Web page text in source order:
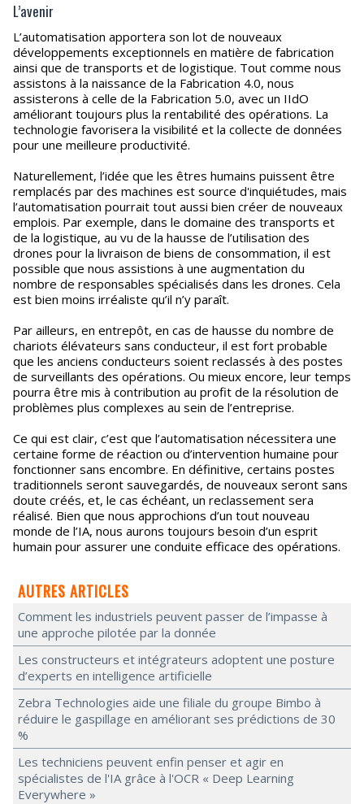
L’avenir
L’automatisation apportera son lot de nouveaux
développements exceptionnels en matière de fabrication
ainsi que de transports et de logistique. Tout comme nous
assistons à la naissance de la Fabrication 4.0, nous
assisterons à celle de la Fabrication 5.0, avec un IIdO
améliorant toujours plus la rentabilité des opérations. La
technologie favorisera la visibilité et la collecte de données
pour une meilleure productivité.
Naturellement, l’idée que les êtres humains puissent être
remplacés par des machines est source d'inquiétudes, mais
l’automatisation pourrait tout aussi bien créer de nouveaux
emplois. Par exemple, dans le domaine des transports et
de la logistique, au vu de la hausse de l’utilisation des
drones pour la livraison de biens de consommation, il est
possible que nous assistions à une augmentation du
nombre de responsables spécialisés dans les drones. Cela
est bien moins irréaliste qu’il n’y paraît.
Par ailleurs, en entrepôt, en cas de hausse du nombre de
chariots élévateurs sans conducteur, il est fort probable
que les anciens conducteurs soient reclassés à des postes
de surveillants des opérations. Ou mieux encore, leur temps
pourra être mis à contribution au profit de la résolution de
problèmes plus complexes au sein de l’entreprise.
Ce qui est clair, c’est que l’automatisation nécessitera une
certaine forme de réaction ou d’intervention humaine pour
fonctionner sans encombre. En définitive, certains postes
traditionnels seront sauvegardés, de nouveaux seront sans
doute créés, et, le cas échéant, un reclassement sera
réalisé. Bien que nous approchions d’un tout nouveau
monde de l’IA, nous aurons toujours besoin d’un esprit
humain pour assurer une conduite efficace des opérations.
AUTRES ARTICLES
Comment les industriels peuvent passer de l’impasse à
une approche pilotée par la donnée
Les constructeurs et intégrateurs adoptent une posture
d’experts en intelligence artificielle
Zebra Technologies aide une filiale du groupe Bimbo à
réduire le gaspillage en améliorant ses prédictions de 30
%
Les techniciens peuvent enfin penser et agir en
spécialistes de l'IA grâce à l'OCR « Deep Learning
Everywhere »